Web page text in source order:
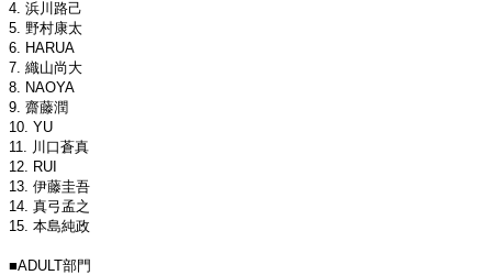
4. 浜川路己
5. 野村康太
6. HARUA
7. 織山尚大
8. NAOYA
9. 齋藤潤
10. YU
11. 川口蒼真
12. RUI
13. 伊藤圭吾
14. 真弓孟之
15. 本島純政
■ADULT部門